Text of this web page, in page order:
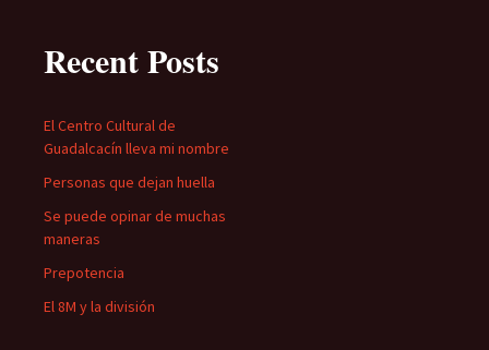
Recent Posts
El Centro Cultural de
Guadalcacín lleva mi nombre
Personas que dejan huella
Se puede opinar de muchas
maneras
Prepotencia
El 8M y la división